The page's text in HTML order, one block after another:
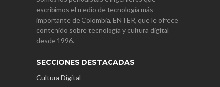
escribimos el medio de tecnología más
importante de Colombia, ENTER, que le ofrece
contenido sobre tecnología y cultura digital
desde 1996.
SECCIONES DESTACADAS
Cultura Digital